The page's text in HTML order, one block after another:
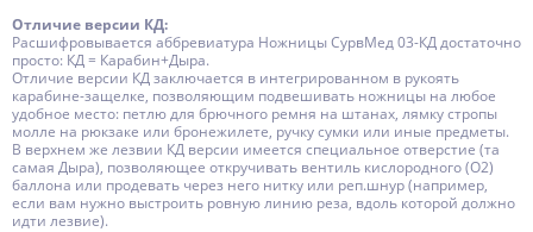
Отличие версии КД:
Расшифровывается аббревиатура Ножницы СурвМед 03-КД достаточно
просто: КД = Карабин+Дыра.
Отличие версии КД заключается в интегрированном в рукоять
карабине-защелке, позволяющим подвешивать ножницы на любое
удобное место: петлю для брючного ремня на штанах, лямку стропы
молле на рюкзаке или бронежилете, ручку сумки или иные предметы.
В верхнем же лезвии КД версии имеется специальное отверстие (та
самая Дыра), позволяющее откручивать вентиль кислородного (О2)
баллона или продевать через него нитку или реп.шнур (например,
если вам нужно выстроить ровную линию реза, вдоль которой должно
идти лезвие).